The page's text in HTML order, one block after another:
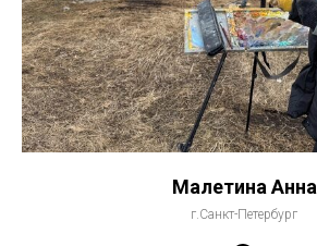
Малетина Анна
г.Санкт-Петербург